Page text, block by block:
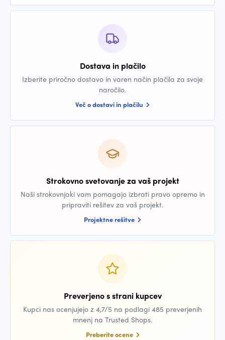
Dostava in plačilo
Izberite priročno dostavo in varen način plačila za svoje
naročilo.
Več o dostavi in plačilu
Strokovno svetovanje za vaš projekt
Naši strokovnjaki vam pomagajo izbrati pravo opremo in
pripraviti rešitev za vaš projekt.
Projektne rešitve
Preverjeno s strani kupcev
Kupci nas ocenjujejo z 4,7/5 na podlagi 485 preverjenih
mnenj na Trusted Shops.
Preberite ocene